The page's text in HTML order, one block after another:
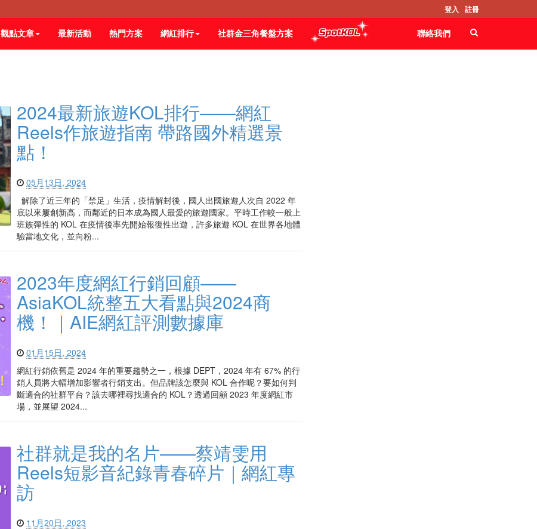
登入 註冊
觀點文章 最新活動 熱門方案 網紅排行 社群金三角餐盤方案 聯絡我們
2024最新旅遊KOL排行——網紅
Reels作旅遊指南 帶路國外精選景
點！
05月13日, 2024
解除了近三年的「禁足」生活，疫情解封後，國人出國旅遊人次自 2022 年
底以來屢創新高，而鄰近的日本成為國人最愛的旅遊國家。平時工作較一般上
班族彈性的 KOL 在疫情後率先開始報復性出遊，許多旅遊 KOL 在世界各地體
驗當地文化，並向粉...
2023年度網紅行銷回顧——
AsiaKOL統整五大看點與2024商
機！｜AIE網紅評測數據庫
01月15日, 2024
網紅行銷依舊是 2024 年的重要趨勢之一，根據 DEPT，2024 年有 67% 的行
銷人員將大幅增加影響者行銷支出。但品牌該怎麼與 KOL 合作呢？要如何判
斷適合的社群平台？該去哪裡尋找適合的 KOL？透過回顧 2023 年度網紅市
場，並展望 2024...
社群就是我的名片——蔡靖雯用
Reels短影音紀錄青春碎片｜網紅專
訪
11月20日, 2023
Failed to find static block \'classic03-